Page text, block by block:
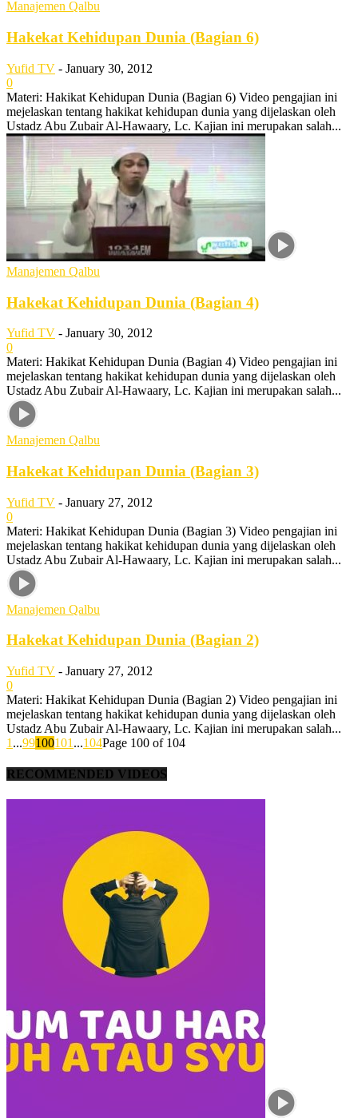
Manajemen Qalbu
Hakekat Kehidupan Dunia (Bagian 6)
Yufid TV - January 30, 2012
0
Materi: Hakikat Kehidupan Dunia (Bagian 6) Video pengajian ini
mejelaskan tentang hakikat kehidupan dunia yang dijelaskan oleh
Ustadz Abu Zubair Al-Hawaary, Lc. Kajian ini merupakan salah...
Manajemen Qalbu
Hakekat Kehidupan Dunia (Bagian 4)
Yufid TV - January 30, 2012
0
Materi: Hakikat Kehidupan Dunia (Bagian 4) Video pengajian ini
mejelaskan tentang hakikat kehidupan dunia yang dijelaskan oleh
Ustadz Abu Zubair Al-Hawaary, Lc. Kajian ini merupakan salah...
Manajemen Qalbu
Hakekat Kehidupan Dunia (Bagian 3)
Yufid TV - January 27, 2012
0
Materi: Hakikat Kehidupan Dunia (Bagian 3) Video pengajian ini
mejelaskan tentang hakikat kehidupan dunia yang dijelaskan oleh
Ustadz Abu Zubair Al-Hawaary, Lc. Kajian ini merupakan salah...
Manajemen Qalbu
Hakekat Kehidupan Dunia (Bagian 2)
Yufid TV - January 27, 2012
0
Materi: Hakikat Kehidupan Dunia (Bagian 2) Video pengajian ini
mejelaskan tentang hakikat kehidupan dunia yang dijelaskan oleh
Ustadz Abu Zubair Al-Hawaary, Lc. Kajian ini merupakan salah...
1 ...99100101 ...104Page 100 of 104
RECOMMENDED VIDEOS